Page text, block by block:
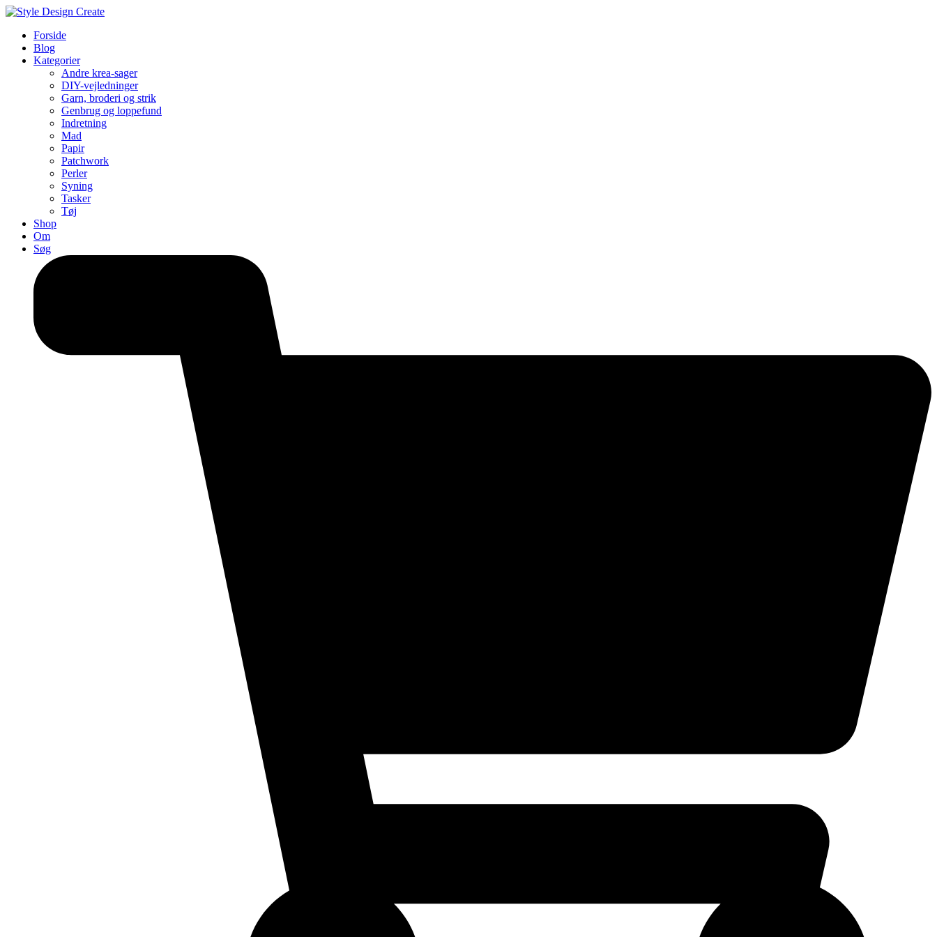
Forside
Blog
Kategorier
Andre krea-sager
DIY-vejledninger
Garn, broderi og strik
Genbrug og loppefund
Indretning
Mad
Papir
Patchwork
Perler
Syning
Tasker
Tøj
Shop
Om
Søg